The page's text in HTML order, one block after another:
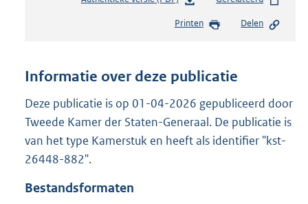
s
n
s
r
o
Printen Delen
Informatie over deze publicatie
Deze publicatie is op 01-04-2026 gepubliceerd door
Tweede Kamer der Staten-Generaal. De publicatie is
van het type Kamerstuk en heeft als identifier "kst-
26448-882".
Bestandsformaten